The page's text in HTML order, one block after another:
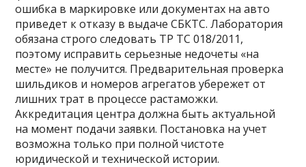
ошибка в маркировке или документах на авто
приведет к отказу в выдаче СБКТС. Лаборатория
обязана строго следовать ТР ТС 018/2011,
поэтому исправить серьезные недочеты «на
месте» не получится. Предварительная проверка
шильдиков и номеров агрегатов убережет от
лишних трат в процессе растаможки.
Аккредитация центра должна быть актуальной
на момент подачи заявки. Постановка на учет
возможна только при полной чистоте
юридической и технической истории.